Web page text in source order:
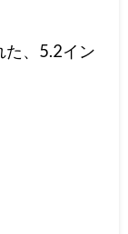
た、5.2イン